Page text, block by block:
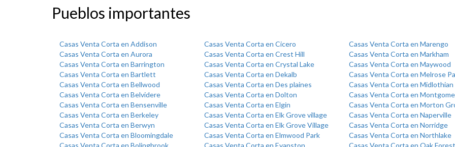
Pueblos importantes
Casas Venta Corta en Addison
Casas Venta Corta en Aurora
Casas Venta Corta en Barrington
Casas Venta Corta en Bartlett
Casas Venta Corta en Bellwood
Casas Venta Corta en Belvidere
Casas Venta Corta en Bensenville
Casas Venta Corta en Berkeley
Casas Venta Corta en Berwyn
Casas Venta Corta en Bloomingdale
Casas Venta Corta en Cicero
Casas Venta Corta en Crest Hill
Casas Venta Corta en Crystal Lake
Casas Venta Corta en Dekalb
Casas Venta Corta en Des plaines
Casas Venta Corta en Dolton
Casas Venta Corta en Elgin
Casas Venta Corta en Elk Grove village
Casas Venta Corta en Elk Grove Village
Casas Venta Corta en Elmwood Park
Casas Venta Corta en Marengo
Casas Venta Corta en Markham
Casas Venta Corta en Maywood
Casas Venta Corta en Melrose
Casas Venta Corta en Midlothian
Casas Venta Corta en
Casas Venta Corta en Morton
Casas Venta Corta en Naperville
Casas Venta Corta en Norridge
Casas Venta Corta en Northlake